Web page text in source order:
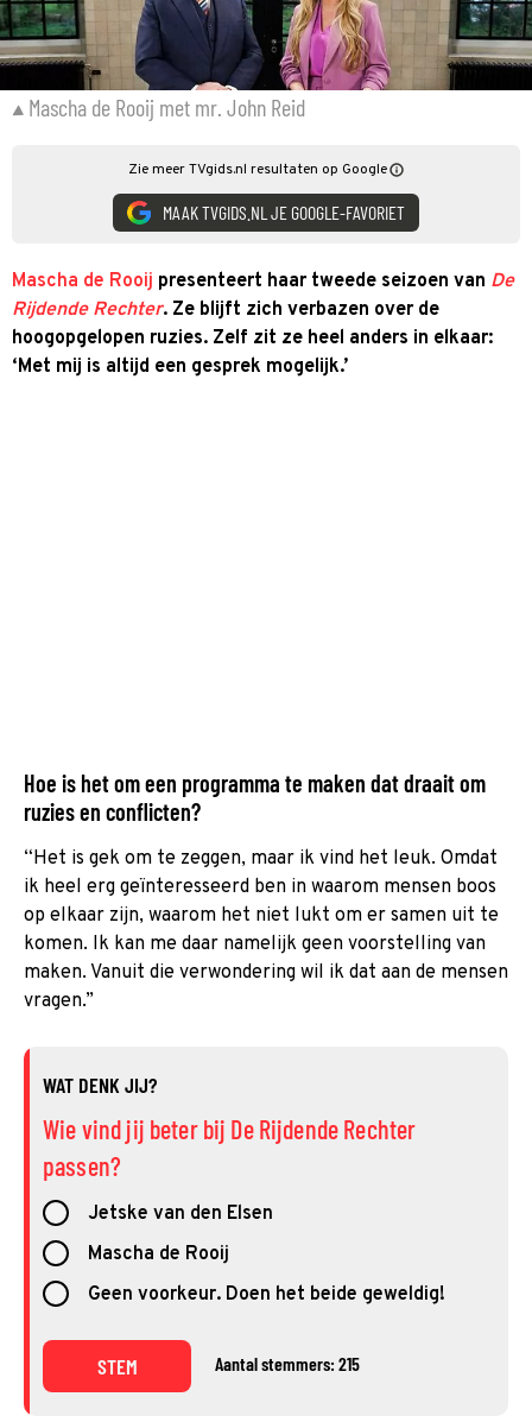
Mascha de Rooij met mr. John Reid
Zie meer TVgids.nl resultaten op Google
MAAK TVGIDS.NL JE GOOGLE-FAVORIET
Mascha de Rooij presenteert haar tweede seizoen van De
Rijdende Rechter. Ze blijft zich verbazen over de
hoogopgelopen ruzies. Zelf zit ze heel anders in elkaar:
‘Met mij is altijd een gesprek mogelijk.’
Hoe is het om een programma te maken dat draait om
ruzies en conflicten?
“Het is gek om te zeggen, maar ik vind het leuk. Omdat
ik heel erg geïnteresseerd ben in waarom mensen boos
op elkaar zijn, waarom het niet lukt om er samen uit te
komen. Ik kan me daar namelijk geen voorstelling van
maken. Vanuit die verwondering wil ik dat aan de mensen
vragen.”
WAT DENK JIJ?
Wie vind jij beter bij De Rijdende Rechter
passen?
Jetske van den Elsen
Mascha de Rooij
Geen voorkeur. Doen het beide geweldig!
STEM Aantal stemmers: 215